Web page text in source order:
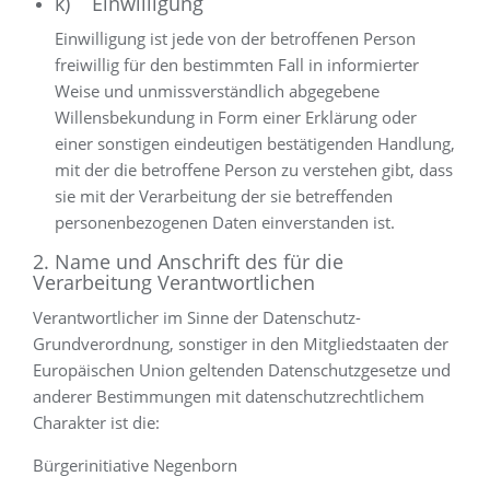
Einwilligung ist jede von der betroffenen Person
freiwillig für den bestimmten Fall in informierter
Weise und unmissverständlich abgegebene
Willensbekundung in Form einer Erklärung oder
einer sonstigen eindeutigen bestätigenden Handlung,
mit der die betroffene Person zu verstehen gibt, dass
sie mit der Verarbeitung der sie betreffenden
personenbezogenen Daten einverstanden ist.
2. Name und Anschrift des für die
Verarbeitung Verantwortlichen
Verantwortlicher im Sinne der Datenschutz-
Grundverordnung, sonstiger in den Mitgliedstaaten der
Europäischen Union geltenden Datenschutzgesetze und
anderer Bestimmungen mit datenschutzrechtlichem
Charakter ist die:
Bürgerinitiative Negenborn